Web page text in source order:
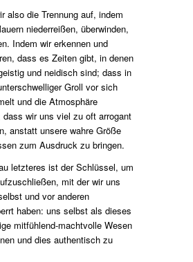
also die Trennung auf, indem
niederreißen, überwinden,
Indem wir erkennen und
dass es Zeiten gibt, in denen
und neidisch sind; dass in
Groll vor sich
und die Atmosphäre
dass wir uns viel zu oft arrogant
anstatt unsere wahre Größe
zum Ausdruck zu bringen.
letzteres ist der Schlüssel, um
mit der wir uns
und vor anderen
haben: uns selbst als dieses
mitfühlend-machtvolle Wesen
und dies authentisch zu